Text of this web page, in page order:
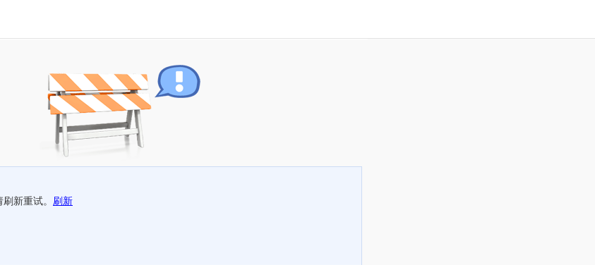
新重试。 刷新